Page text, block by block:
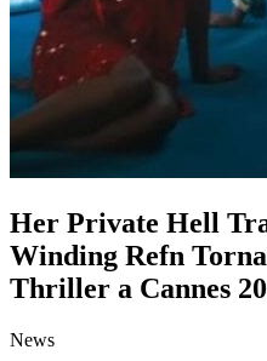
Her Private Hell
Winding Refn
Thriller a Cannes
News